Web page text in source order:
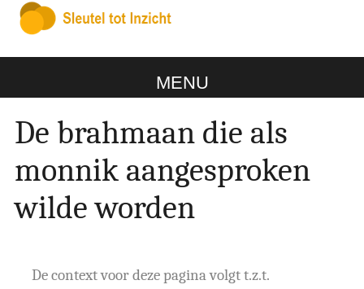
MENU
De brahmaan die als
monnik aangesproken
wilde worden
De context voor deze pagina volgt t.z.t.